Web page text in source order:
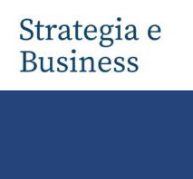
contenuto